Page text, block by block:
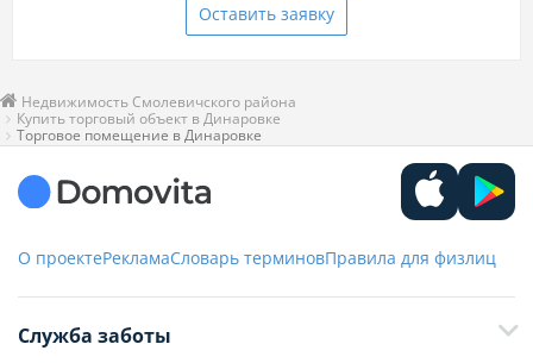
Оставить заявку
Недвижимость Смолевичского района
Купить торговый объект в Динаровке
Торговое помещение в Динаровке
О проектеРекламаСловарь терминовПравила для физлиц
Служба заботы